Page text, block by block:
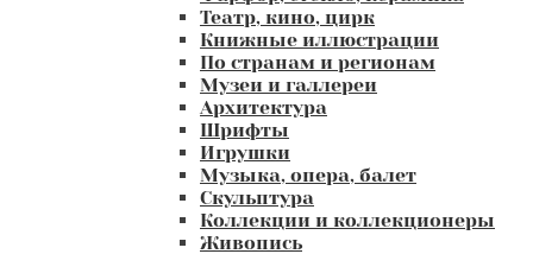
Театр, кино, цирк
Книжные иллюстрации
По странам и регионам
Музеи и галлереи
Архитектура
Шрифты
Игрушки
Музыка, опера, балет
Скульптура
Коллекции и коллекционеры
Живопись